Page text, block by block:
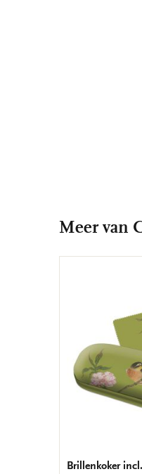
Meer van
Brillenkoker